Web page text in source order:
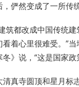
俨然变成了一所传
筑都改成中国传统
着心里很难受。”
》说，“这是国家政
真寺圆顶和星月标